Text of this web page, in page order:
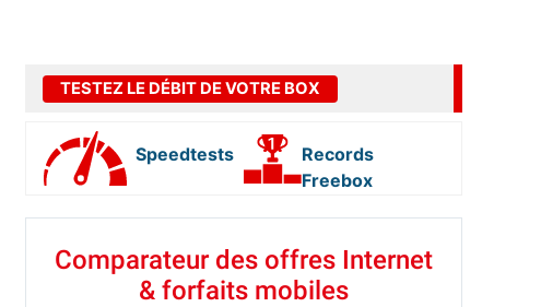
TESTEZ LE DÉBIT DE VOTRE BOX
Speedtests
Records
Freebox
Comparateur des offres Internet
& forfaits mobiles